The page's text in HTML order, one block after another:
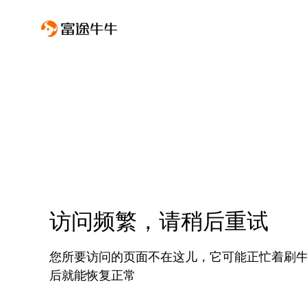
访问频繁，请稍后重试
您所要访问的页面不在这儿，它可能正忙着刷
后就能恢复正常